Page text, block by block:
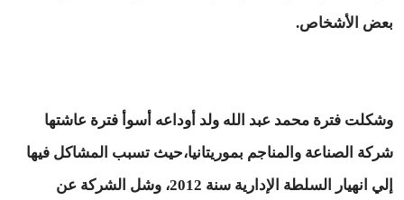
بعض الأشخاص.
وشكلت فترة محمد عبد الله ولد أوداعه أسوأ فترة عاشتها
شركة الصناعة والمناجم بموريتانيا،حيث تسبب المشاكل فيها
إلي انهيار السلطة الإدارية سنة 2012، وشل الشركة عن